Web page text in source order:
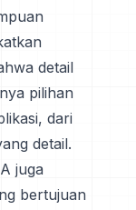
detail
pilihan
dari
detail.
juga
bertujuan